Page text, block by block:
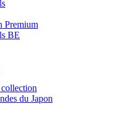
Premium
BE
du Japon